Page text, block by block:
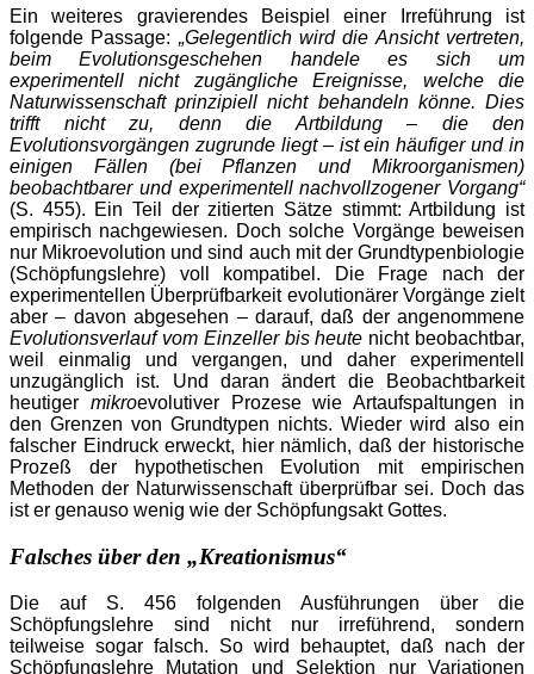
Ein weiteres gravierendes Beispiel einer Irreführung ist
folgende Passage: „Gelegentlich wird die Ansicht vertreten,
beim Evolutionsgeschehen handele es sich um
experimentell nicht zugängliche Ereignisse, welche die
Naturwissenschaft prinzipiell nicht behandeln könne. Dies
trifft nicht zu, denn die Artbildung – die den
Evolutionsvorgängen zugrunde liegt – ist ein häufiger und in
einigen Fällen (bei Pflanzen und Mikroorganismen)
beobachtbarer und experimentell nachvollzogener Vorgang“
(S. 455). Ein Teil der zitierten Sätze stimmt: Artbildung ist
empirisch nachgewiesen. Doch solche Vorgänge beweisen
nur Mikroevolution und sind auch mit der Grundtypenbiologie
(Schöpfungslehre) voll kompatibel. Die Frage nach der
experimentellen Überprüfbarkeit evolutionärer Vorgänge zielt
aber – davon abgesehen – darauf, daß der angenommene
Evolutionsverlauf vom Einzeller bis heute nicht beobachtbar,
weil einmalig und vergangen, und daher experimentell
unzugänglich ist. Und daran ändert die Beobachtbarkeit
heutiger mikroevolutiver Prozese wie Artaufspaltungen in
den Grenzen von Grundtypen nichts. Wieder wird also ein
falscher Eindruck erweckt, hier nämlich, daß der historische
Prozeß der hypothetischen Evolution mit empirischen
Methoden der Naturwissenschaft überprüfbar sei. Doch das
ist er genauso wenig wie der Schöpfungsakt Gottes.
Falsches über den „Kreationismus“
Die auf S. 456 folgenden Ausführungen über die
Schöpfungslehre sind nicht nur irreführend, sondern
teilweise sogar falsch. So wird behauptet, daß nach der
Schöpfungslehre Mutation und Selektion nur Variationen